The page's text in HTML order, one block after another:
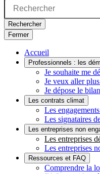
Rechercher
Fermer
Accueil
Professionnels : les
Je souhaite me
Je veux aller
Je dépose le
Les contrats climat
Les
Les signataires
Les entreprises non
Les entreprises
Les entreprises
Ressources et FAQ
Comprendre la